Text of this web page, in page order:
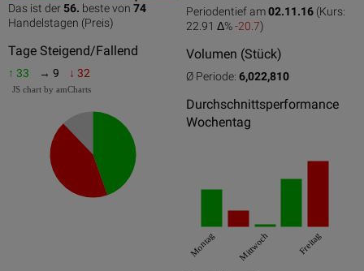
Das ist der 56. beste von 74
Handelstagen (Preis)
Tage Steigend/Fallend
↑ 33 → 9 ↓ 32
JS chart by amCharts
Periodentief am02.11.16 (Kurs:
22.91 Δ%-20.7)
Volumen (Stück)
Ø Periode: 6,022,810
Durchschnittsperformance
Wochentag
Montag Mittwoch Freitag